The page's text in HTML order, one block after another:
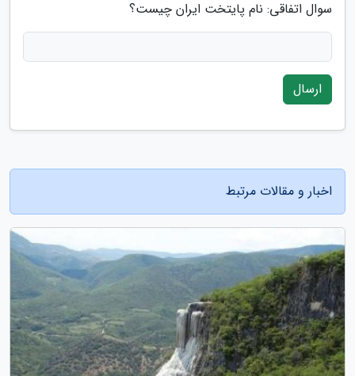
سوال اتفاقی: نام پایتخت ایران چیست؟
ارسال
اخبار و مقالات مرتبط